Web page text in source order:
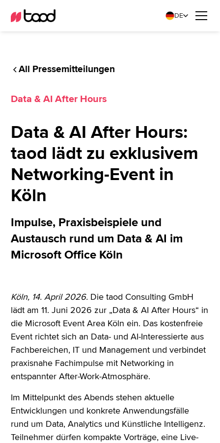
DE
All Pressemitteilungen
Data & AI After Hours
Data & AI After Hours:
taod lädt zu exklusivem
Networking-Event in
Köln
Impulse, Praxisbeispiele und
Austausch rund um Data & AI im
Microsoft Office Köln
Köln, 14. April 2026. Die taod Consulting GmbH
lädt am 11. Juni 2026 zur „Data & AI After Hours“ in
die Microsoft Event Area Köln ein. Das kostenfreie
Event richtet sich an Data- und AI-Interessierte aus
Fachbereichen, IT und Management und verbindet
praxisnahe Fachimpulse mit Networking in
entspannter After-Work-Atmosphäre.
Im Mittelpunkt des Abends stehen aktuelle
Entwicklungen und konkrete Anwendungsfälle
rund um Data, Analytics und Künstliche Intelligenz.
Teilnehmer dürfen kompakte Vorträge, eine Live-